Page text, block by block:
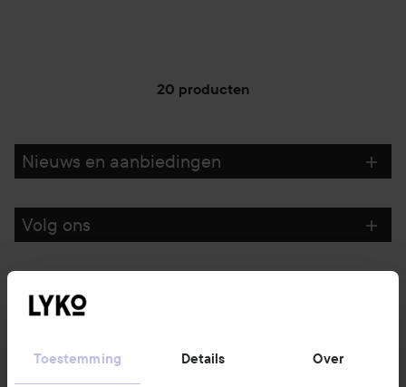
Toestemming Details Over
20 producten
Nieuws en aanbiedingen
Volg ons
Informatie